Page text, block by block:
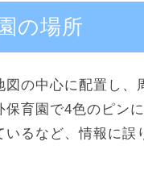
の場所
の中心に配置し
育園で4色のピン
るなど、情報に誤